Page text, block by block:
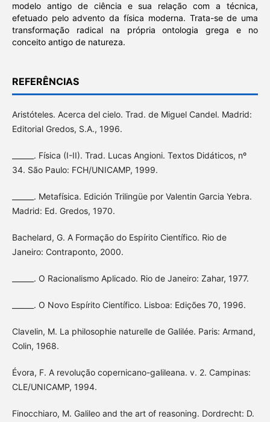
modelo antigo de ciência e sua relação com a técnica,
efetuado pelo advento da física moderna. Trata-se de uma
transformação radical na própria ontologia grega e no
conceito antigo de natureza.
REFERÊNCIAS
Aristóteles. Acerca del cielo. Trad. de Miguel Candel. Madrid:
Editorial Gredos, S.A., 1996.
______. Física (I-II). Trad. Lucas Angioni. Textos Didáticos, nº
34. São Paulo: FCH/UNICAMP, 1999.
______. Metafísica. Edición Trilingüe por Valentin Garcia Yebra.
Madrid: Ed. Gredos, 1970.
Bachelard, G. A Formação do Espírito Científico. Rio de
Janeiro: Contraponto, 2000.
______. O Racionalismo Aplicado. Rio de Janeiro: Zahar, 1977.
______. O Novo Espírito Científico. Lisboa: Edições 70, 1996.
Clavelin, M. La philosophie naturelle de Galilée. Paris: Armand,
Colin, 1968.
Évora, F. A revolução copernicano-galileana. v. 2. Campinas:
CLE/UNICAMP, 1994.
Finocchiaro, M. Galileo and the art of reasoning. Dordrecht: D.